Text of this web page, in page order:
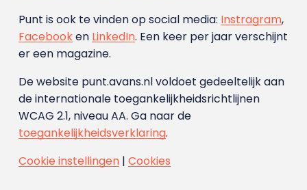
Punt is ook te vinden op social media: Instragram,
Facebooken LinkedIn. Een keer per jaar verschijnt
er een magazine.
De website punt.avans.nl voldoet gedeeltelijk aan
de internationale toegankelijkheidsrichtlijnen
WCAG 2.1, niveau AA. Ga naar de
toegankelijkheidsverklaring.
Cookie instellingen| Cookies